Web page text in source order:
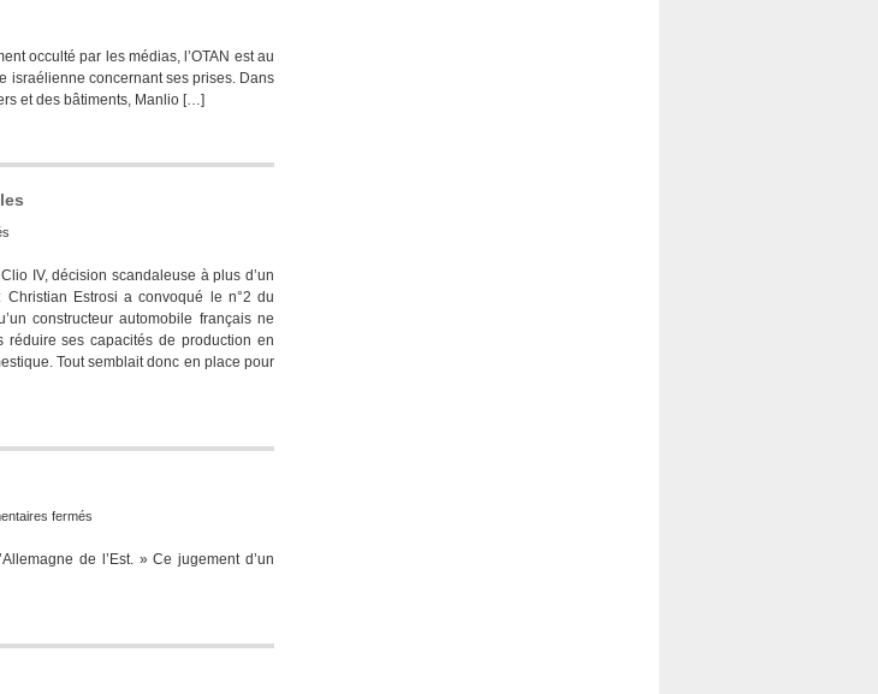
occulté par les médias, l’OTAN est au
israélienne concernant ses prises. Dans
et des bâtiments, Manlio […]
automobile
:
Sarkozy
se
couche
IV, décision scandaleuse à plus d’un
Estrosi a convoqué le n°2 du
constructeur automobile français ne
ses capacités de production en
Tout semblait donc en place pour
fermés
Europe
de l’Est. » Ce jugement d’un